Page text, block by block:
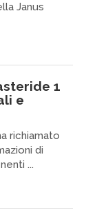
Janus
1
e
richiamato
di
...